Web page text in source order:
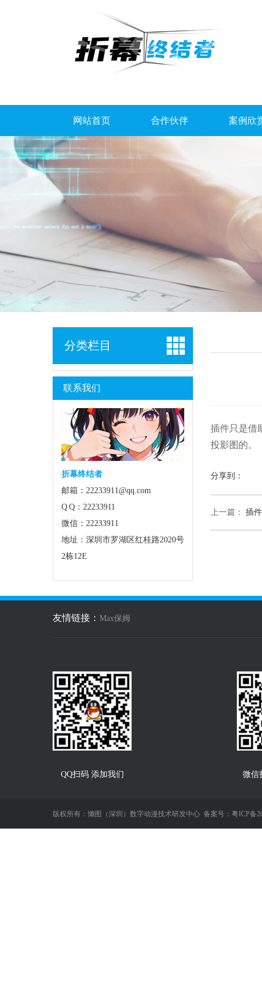
网站首页 合作伙伴 案例欣
分类栏目
联系我们
折幕终结者
邮箱：22233911@qq.com
Q Q：22233911
微信：22233911
地址：深圳市罗湖区红桂路2020号
2栋12E
插件只是借
投影图的。
分享到：
上一篇： 插
友情链接： Max保姆
QQ扫码 添加我们 微信
版权所有：懒图（深圳）数字动漫技术研发中心 备案号：粤ICP备